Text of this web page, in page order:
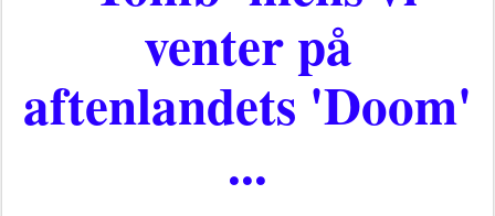
venter på
aftenlandets 'Doom'
...